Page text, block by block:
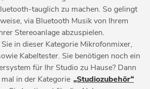
tauglich zu machen. So gelingt
via Bluetooth Musik von Ihrem
Stereoanlage abzuspielen.
in dieser Kategorie Mikrofonmixer,
Kabeltester. Sie benötigen noch ein
für Ihr Studio zu Hause? Dann
in der Kategorie „Studiozubehör“